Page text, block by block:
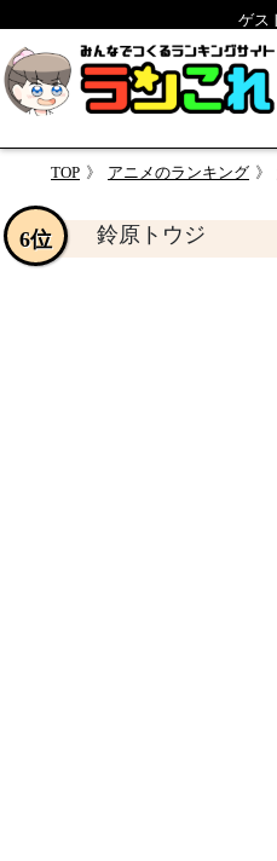
ゲス
TOP アニメのランキング
鈴原トウジ
6位